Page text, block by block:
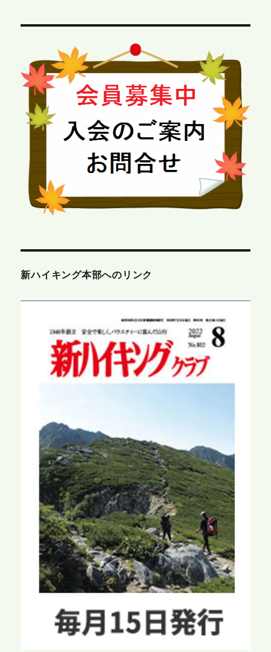
新ハイキング本部へのリンク